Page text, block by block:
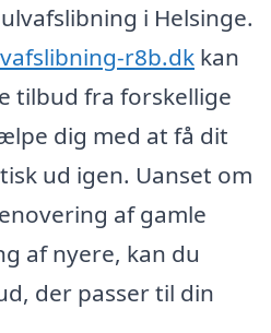
i Helsinge.
r8b.dk kan
tilbud fra forskellige
dig med at få dit
ud igen. Uanset om
af gamle
af nyere, kan du
der passer til din